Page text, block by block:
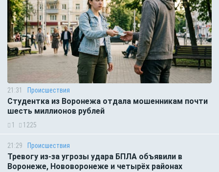
21:31 Происшествия
Студентка из Воронежа отдала мошенникам почти
шесть миллионов рублей
1 1225
21:29 Происшествия
Тревогу из-за угрозы удара БПЛА объявили в
Воронеже, Нововоронеже и четырёх районах